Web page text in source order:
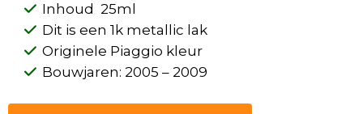
Inhoud 25ml
Dit is een 1k metallic lak
Originele Piaggio kleur
Bouwjaren:2005 – 2009